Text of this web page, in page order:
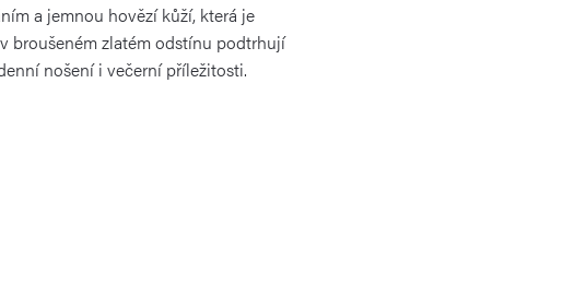
a jemnou hovězí kůží, která je
broušeném zlatém odstínu podtrhují
nošení i večerní příležitosti.